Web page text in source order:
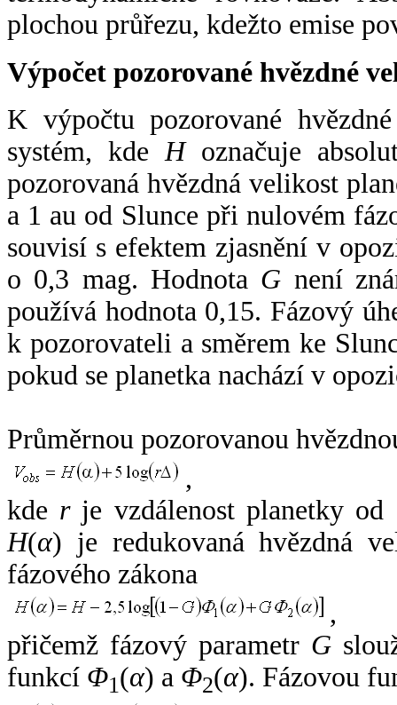
plochou průřezu, kdežto emise
Výpočet pozorované hvězdné
K výpočtu pozorované
systém, kde Hoznačuje
pozorovaná hvězdná velikost
a 1 au od Slunce při nulovém
souvisí s efektem zjasnění v
o 0,3 mag. Hodnota G není
používá hodnota 0,15. Fázový
k pozorovateli a směrem ke
pokud se planetka nachází v
Průměrnou pozorovanou
,
kde rje vzdálenost planetky od
H(α) je redukovaná hvězdná
fázového zákona
,
přičemž fázový parametr G
funkcí Φ1(α) a Φ2(α). Fázovou